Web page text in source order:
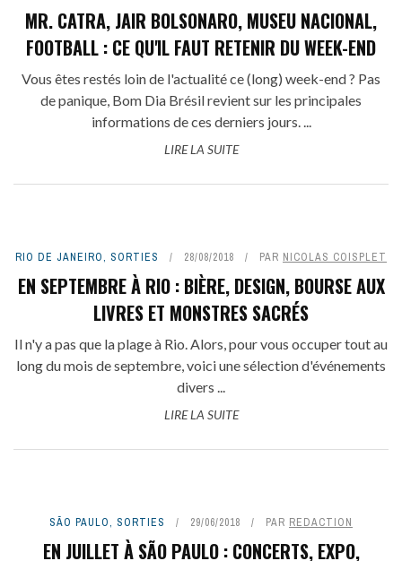
MR. CATRA, JAIR BOLSONARO, MUSEU NACIONAL,
FOOTBALL : CE QU'IL FAUT RETENIR DU WEEK-END
Vous êtes restés loin de l'actualité ce (long) week-end ? Pas
de panique, Bom Dia Brésil revient sur les principales
informations de ces derniers jours. ...
LIRE LA SUITE
RIO DE JANEIRO, SORTIES 28/08/2018 PAR NICOLAS COISPLET
EN SEPTEMBRE À RIO : BIÈRE, DESIGN, BOURSE AUX
LIVRES ET MONSTRES SACRÉS
Il n'y a pas que la plage à Rio. Alors, pour vous occuper tout au
long du mois de septembre, voici une sélection d'événements
divers ...
LIRE LA SUITE
SÃO PAULO, SORTIES 29/06/2018 PAR REDACTION
EN JUILLET À SÃO PAULO : CONCERTS, EXPO,